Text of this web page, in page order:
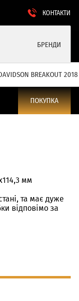
КОНТАКТИ
БРЕНДИ
BREAKOUT 2018
ПОКУПКА
мм
та має дуже
відповімо за